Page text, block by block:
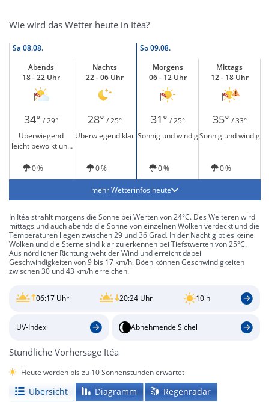
Wie wird das Wetter heute in Itéa?
Sa 08.08. So09.08.
Abends
18 - 22 Uhr
Nachts
22 - 06 Uhr
Morgens
06 - 12 Uhr
Mittags
12 - 18 Uhr
34° / 29° 28° / 25° 31° / 25° 35° / 33°
Überwiegend
leicht bewölkt und
Überwiegend klar Sonnig und windigSonnig und windig
0 % 0 % 0 % 0 %
mehr Wetterinfos heute
In Itéa strahlt morgens die Sonne bei Werten von 24°C. Des Weiteren wird
mittags und auch abends die Sonne von einzelnen Wolken verdeckt und die
Temperaturen liegen zwischen 29 und 36 Grad. In der Nacht gibt es keine
Wolken und die Sterne sind klar zu erkennen bei Tiefstwerten von 25°C.
Aus nördlicher Richtung weht der Wind und erreicht dabei
Geschwindigkeiten von 9 bis 17 km/h. Böen können Geschwindigkeiten
zwischen 30 und 43 km/h erreichen.
06:17 Uhr 20:24 Uhr 10 h
UV-Index Abnehmende Sichel
Stündliche Vorhersage Itéa
Heute werden bis zu 10 Sonnenstunden erwartet
Übersicht Diagramm Regenradar